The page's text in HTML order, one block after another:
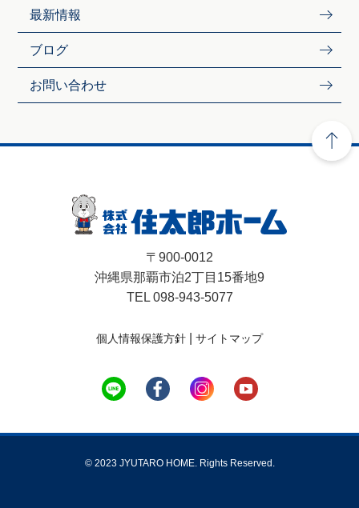
最新情報
ブログ
お問い合わせ
〒900-0012
沖縄県那覇市泊2丁目15番地9
TEL 098-943-5077
個人情報保護方針 サイトマップ
© 2023 JYUTARO HOME. Rights Reserved.